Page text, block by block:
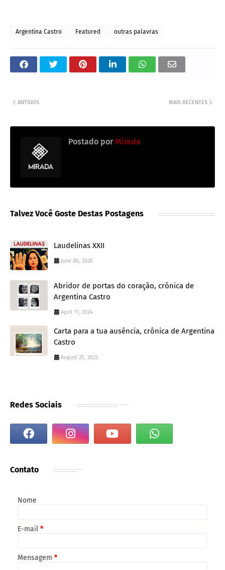
Argentina Castro Featured outras palavras
MAIS RECENTES
ANTIGOS
Postado por Mirada
Talvez Você Goste Destas Postagens
Laudelinas XXII
June 06, 2026
Abridor de portas do coração, crônica de
Argentina Castro
April 11, 2024
Carta para a tua ausência, crônica de Argentina
Castro
August 25, 2023
Redes Sociais
Contato
Nome
E-mail *
Mensagem *